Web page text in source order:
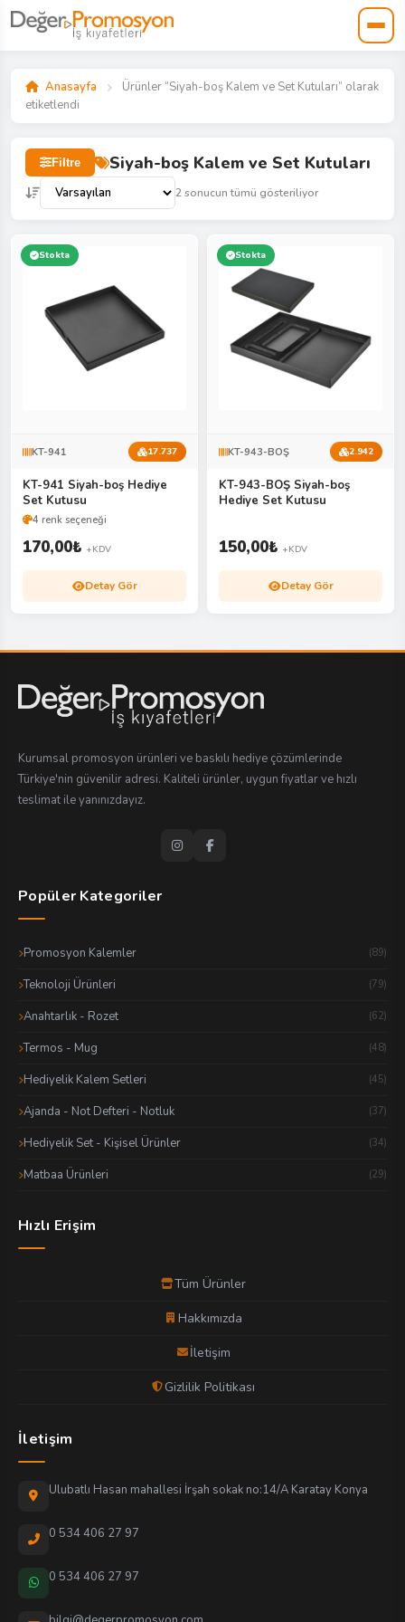
Anasayfa
Ürünler “Siyah-boş Kalem ve Set Kutuları” olarak
etiketlendi
Filtre Siyah-boş Kalem ve Set Kutuları
2 sonucun tümü gösteriliyor
Stokta
KT-941 17.737
KT-941 Siyah-boş Hediye
Set Kutusu
4 renk seçeneği
170,00₺ +KDV
Detay Gör
Stokta
KT-943-BOŞ 2.942
KT-943-BOŞ Siyah-boş
Hediye Set Kutusu
150,00₺ +KDV
Detay Gör
Kurumsal promosyon ürünleri ve baskılı hediye çözümlerinde
Türkiye'nin güvenilir adresi. Kaliteli ürünler, uygun fiyatlar ve hızlı
teslimat ile yanınızdayız.
Popüler Kategoriler
Promosyon Kalemler (89)
Teknoloji Ürünleri (79)
Anahtarlık - Rozet (62)
Termos - Mug (48)
Hediyelik Kalem Setleri (45)
Ajanda - Not Defteri - Notluk (37)
Hediyelik Set - Kişisel Ürünler (34)
Matbaa Ürünleri (29)
Hızlı Erişim
Tüm Ürünler
Hakkımızda
İletişim
Gizlilik Politikası
İletişim
Ulubatlı Hasan mahallesi İrşah sokak no:14/A Karatay Konya
0 534 406 27 97
0 534 406 27 97